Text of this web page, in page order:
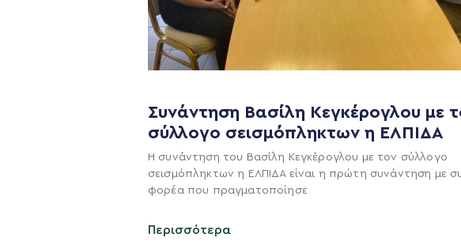
Συνάντηση Βασίλη Κεγκέρογλου με
σύλλογο σεισμόπληκτων η ΕΛΠΙΔΑ
Η συνάντηση του Βασίλη Κεγκέρογλου με τον σύλλογο
σεισμόπληκτων η ΕΛΠΙΔΑ είναι η πρώτη συνάντηση με
φορέα που πραγματοποίησε
Περισσότερα
Η ΠΑΡΆΤΑΞΗ
Όραμα
MEDIA